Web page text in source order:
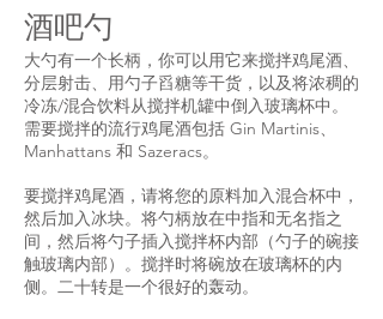
酒吧勺
大勺有一个长柄，你可以用它来搅拌鸡尾酒、
分层射击、用勺子舀糖等干货，以及将浓稠的
冷冻/混合饮料从搅拌机罐中倒入玻璃杯中。
需要搅拌的流行鸡尾酒包括 Gin Martinis、
Manhattans 和 Sazeracs。
要搅拌鸡尾酒，请将您的原料加入混合杯中，
然后加入冰块。将勺柄放在中指和无名指之
间，然后将勺子插入搅拌杯内部（勺子的碗接
触玻璃内部）。搅拌时将碗放在玻璃杯的内
侧。二十转是一个很好的轰动。